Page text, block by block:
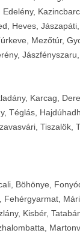
Heves,
Mezőtúr,
Jászfényszaru,
Karcag,
Téglás,
Tiszalök,
Böhönye,
Kisbér,